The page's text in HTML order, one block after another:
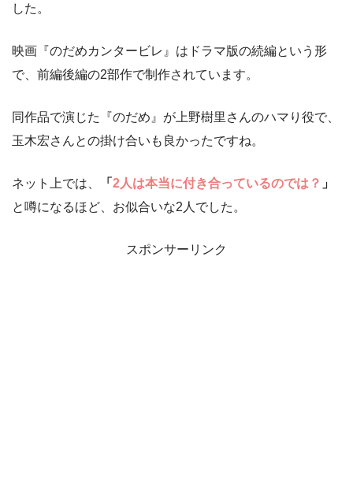
した。
映画『のだめカンタービレ』はドラマ版の続編という形
で、前編後編の2部作で制作されています。
同作品で演じた『のだめ』が上野樹里さんのハマり役で、
玉木宏さんとの掛け合いも良かったですね。
ネット上では、 「 2人は本当に付き合っているのでは？ 」
と噂になるほど、お似合いな2人でした。
スポンサーリンク